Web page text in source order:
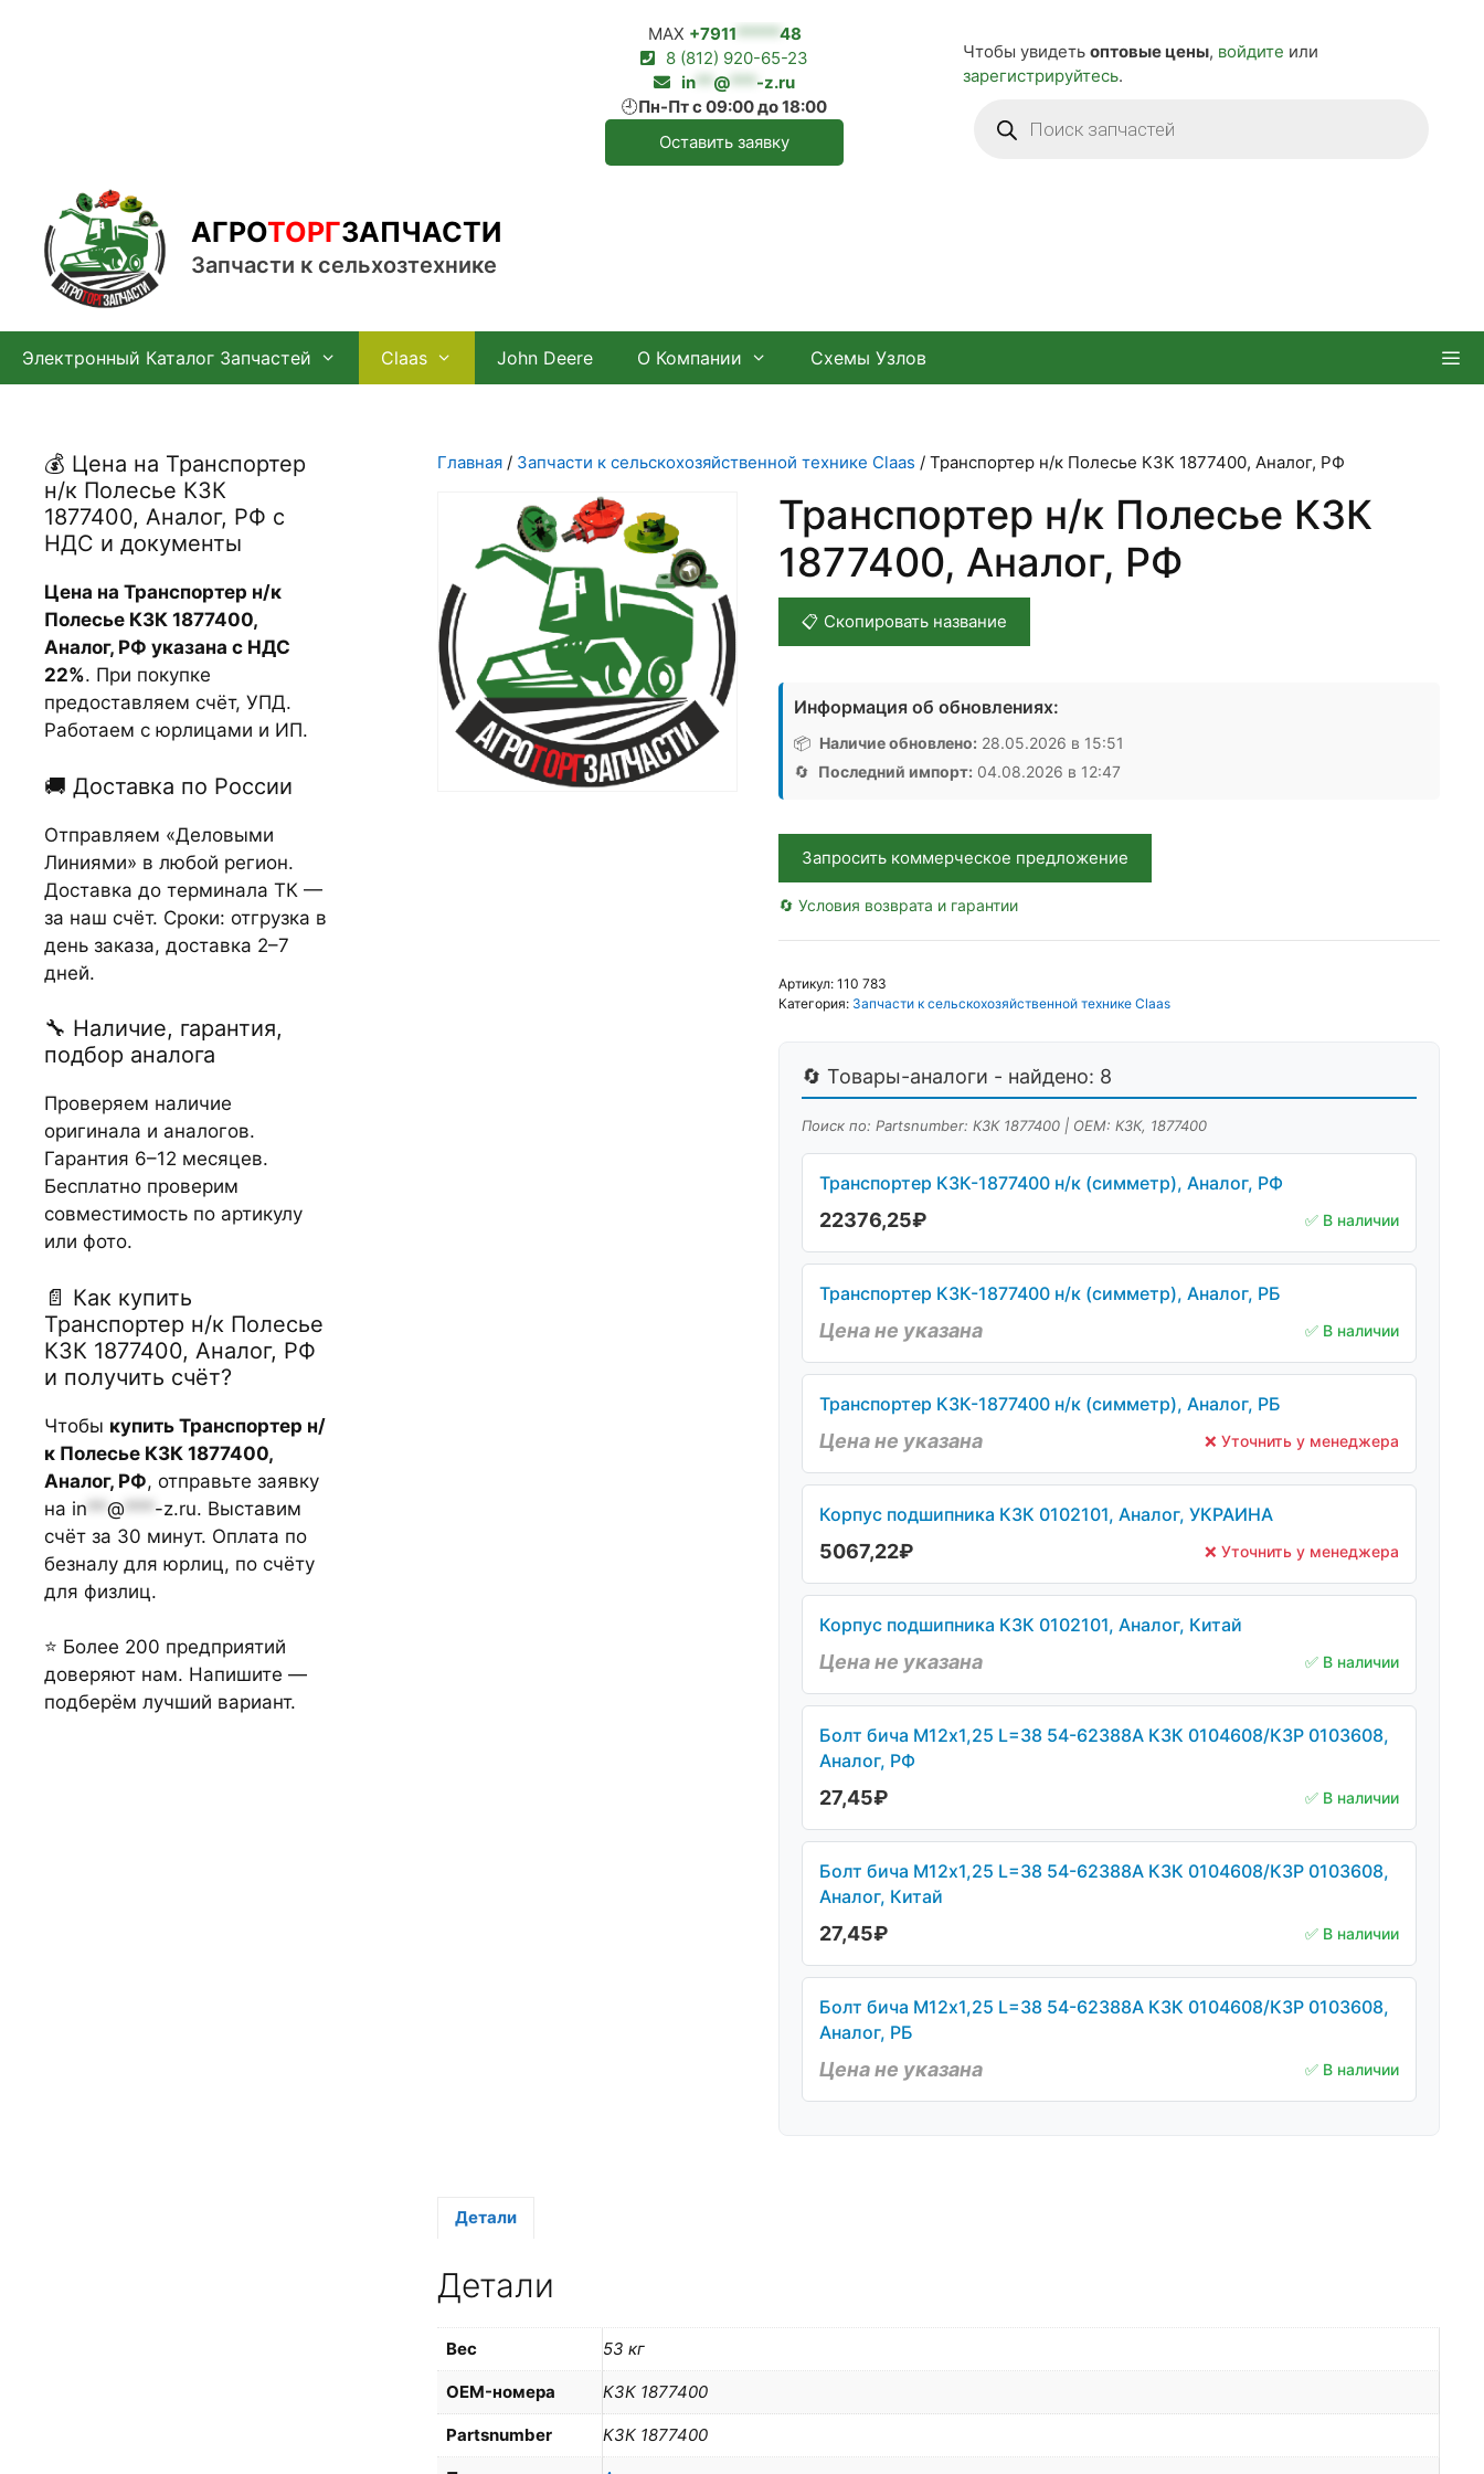
MAX +7911 *****48
8 (812) 920-65-23
in ** @ *** -z.ru
🕘Пн-Пт с 09:00 до 18:00
Оставить заявку
Чтобы увидеть оптовые цены, войдите или
зарегистрируйтесь.
товаров
АГРОТОРГЗАПЧАСТИ
Запчасти к сельхозтехнике
Электронный Каталог Запчастей Claas John Deere О Компании Схемы Узлов
Главная / Запчасти к сельскохозяйственной технике Claas / Транспортер н/к Полесье КЗК 1877400, Аналог, РФ
Транспортер н/к Полесье КЗК
1877400, Аналог, РФ
📋 Скопировать название
Информация об обновлениях:
📦 Наличие обновлено: 28.05.2026 в 15:51
🔄 Последний импорт: 04.08.2026 в 12:47
Запросить коммерческое предложение
🔄 Условия возврата и гарантии
Артикул: 110 783
Категория: Запчасти к сельскохозяйственной технике Claas
🔄 Товары-аналоги - найдено: 8
Поиск по: Partsnumber: КЗК 1877400 | OEM: КЗК, 1877400
Транспортер КЗК-1877400 н/к (симметр), Аналог, РФ
22376,25₽ ✅ В наличии
Транспортер КЗК-1877400 н/к (симметр), Аналог, РБ
Цена не указана ✅ В наличии
Транспортер КЗК-1877400 н/к (симметр), Аналог, РБ
Цена не указана ❌ Уточнить у менеджера
Корпус подшипника КЗК 0102101, Аналог, УКРАИНА
5067,22₽ ❌ Уточнить у менеджера
Корпус подшипника КЗК 0102101, Аналог, Китай
Цена не указана ✅ В наличии
Болт бича М12х1,25 L=38 54-62388А КЗК 0104608/КЗР 0103608,
Аналог, РФ
27,45₽ ✅ В наличии
Болт бича М12х1,25 L=38 54-62388А КЗК 0104608/КЗР 0103608,
Аналог, Китай
27,45₽ ✅ В наличии
Болт бича М12х1,25 L=38 54-62388А КЗК 0104608/КЗР 0103608,
Аналог, РБ
Цена не указана ✅ В наличии
Детали
Детали
Вес 53 кг
OEM-номера КЗК 1877400
Partsnumber КЗК 1877400
💰 Цена на Транспортер
н/к Полесье КЗК
1877400, Аналог, РФ с
НДС и документы
Цена на Транспортер н/к
Полесье КЗК 1877400,
Аналог, РФ указана с НДС
22%. При покупке
предоставляем счёт, УПД.
Работаем с юрлицами и ИП.
🚚 Доставка по России
Отправляем «Деловыми
Линиями» в любой регион.
Доставка до терминала ТК —
за наш счёт. Сроки: отгрузка в
день заказа, доставка 2–7
дней.
🔧 Наличие, гарантия,
подбор аналога
Проверяем наличие
оригинала и аналогов.
Гарантия 6–12 месяцев.
Бесплатно проверим
совместимость по артикулу
или фото.
📄 Как купить
Транспортер н/к Полесье
КЗК 1877400, Аналог, РФ
и получить счёт?
Чтобы купить Транспортер н/
к Полесье КЗК 1877400,
Аналог, РФ, отправьте заявку
на in ** @ *** -z.ru. Выставим
счёт за 30 минут. Оплата по
безналу для юрлиц, по счёту
для физлиц.
⭐ Более 200 предприятий
доверяют нам. Напишите —
подберём лучший вариант.